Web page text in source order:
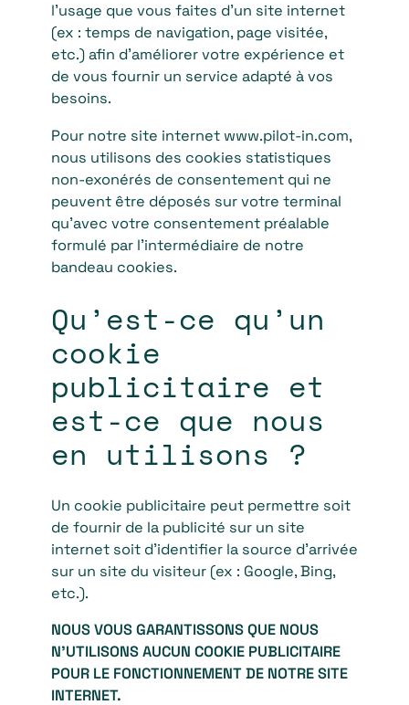
l’usage que vous faites d’un site internet
(ex : temps de navigation, page visitée,
etc.) afin d’améliorer votre expérience et
de vous fournir un service adapté à vos
besoins.
Pour notre site internet www.pilot-in.com,
nous utilisons des cookies statistiques
non-exonérés de consentement qui ne
peuvent être déposés sur votre terminal
qu’avec votre consentement préalable
formulé par l’intermédiaire de notre
bandeau cookies.
Qu’est-ce qu’un
cookie
publicitaire et
est-ce que nous
en utilisons ?
Un cookie publicitaire peut permettre soit
de fournir de la publicité sur un site
internet soit d’identifier la source d’arrivée
sur un site du visiteur (ex : Google, Bing,
etc.).
NOUS VOUS GARANTISSONS QUE NOUS
N’UTILISONS AUCUN COOKIE PUBLICITAIRE
POUR LE FONCTIONNEMENT DE NOTRE SITE
INTERNET.